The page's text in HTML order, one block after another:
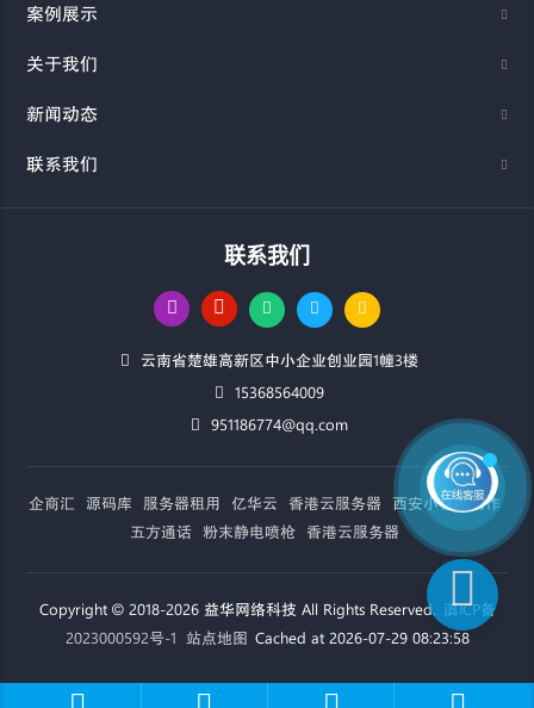
案例展示
关于我们
新闻动态
联系我们
联系我们
云南省楚雄高新区中小企业创业园1幢3楼
15368564009
951186774@qq.com
企商汇 源码库 服务器租用 亿华云 香港云服务器 西安小程序制作
五方通话 粉末静电喷枪 香港云服务器
Copyright © 2018-2026 益华网络科技 All Rights Reserved. 滇ICP备
2023000592号-1 站点地图 Cached at 2026-07-29 08:23:58